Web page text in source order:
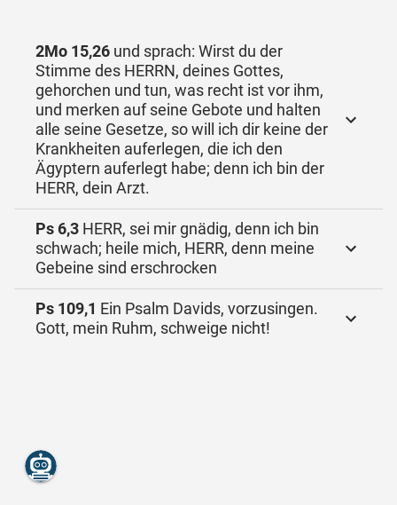
2Mo 15,26 und sprach: Wirst du der
Stimme des HERRN, deines Gottes,
gehorchen und tun, was recht ist vor ihm,
und merken auf seine Gebote und halten
alle seine Gesetze, so will ich dir keine der
Krankheiten auferlegen, die ich den
Ägyptern auferlegt habe; denn ich bin der
HERR, dein Arzt.
Ps 6,3 HERR, sei mir gnädig, denn ich bin
schwach; heile mich, HERR, denn meine
Gebeine sind erschrocken
Ps 109,1 Ein Psalm Davids, vorzusingen.
Gott, mein Ruhm, schweige nicht!